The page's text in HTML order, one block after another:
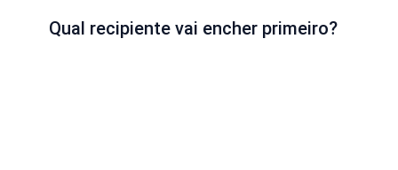
Qual recipiente vai encher primeiro?